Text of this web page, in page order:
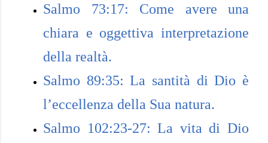
Salmo 73:17: Come avere una
chiara e oggettiva interpretazione
della realtà.
Salmo 89:35: La santità di Dio è
l’eccellenza della Sua natura.
Salmo 102:23-27: La vita di Dio